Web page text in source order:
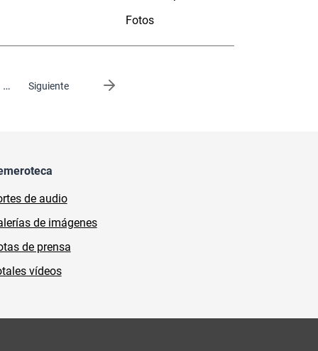
Fotos
… Siguiente
página
de audio
de imágenes
de prensa
vídeos